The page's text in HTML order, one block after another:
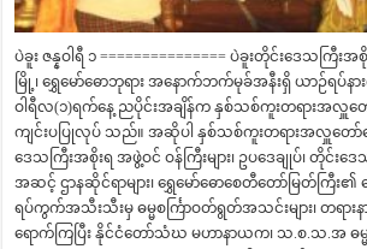
ပဲခူး ဇန္နဝါရီ ၁ =============== ပဲခူးတိုင်းဒေသကြီ
မြို့၊ ရွှေမော်ဓောဘုရား အ‌နောက်ဘက်မုခ်အနီးရှိ ယာဉ်ရပ်နာ
ဝါရီလ(၁)ရက်နေ့ ညပိုင်းအချိန်က နှစ်သစ်ကူးတရားအလှူတ
ကျင်းပပြုလုပ် သည်။ အဆိုပါ နှစ်သစ်ကူးတရားအလှူတော်
ဒေသကြီးအစိုးရ အဖွဲ့ဝင် ဝန်ကြီးများ၊ ဥပဒေချုပ်၊ တိုင်းဒေ
အဆင့် ဌာနဆိုင်ရာများ၊ ရွှေမော်ဓောစေတီတော်မြတ်ကြီး၏ ဂ
ရပ်ကွက်အသီးသီးမှ ဓမ္မစင်္ကြာဝတ်ရွတ်အသင်းများ၊ တရား
ရောက်ကြပြီး နိုင်ငံတော်သံဃ မဟာနာယက၊ သ.စ.သ.အ ဓမ္